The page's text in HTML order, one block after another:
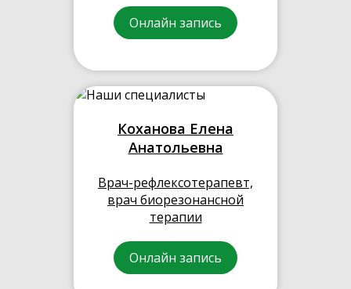
Онлайн запись
Коханова Елена
Анатольевна
Врач-рефлексотерапевт,
врач биорезонансной
терапии
Онлайн запись